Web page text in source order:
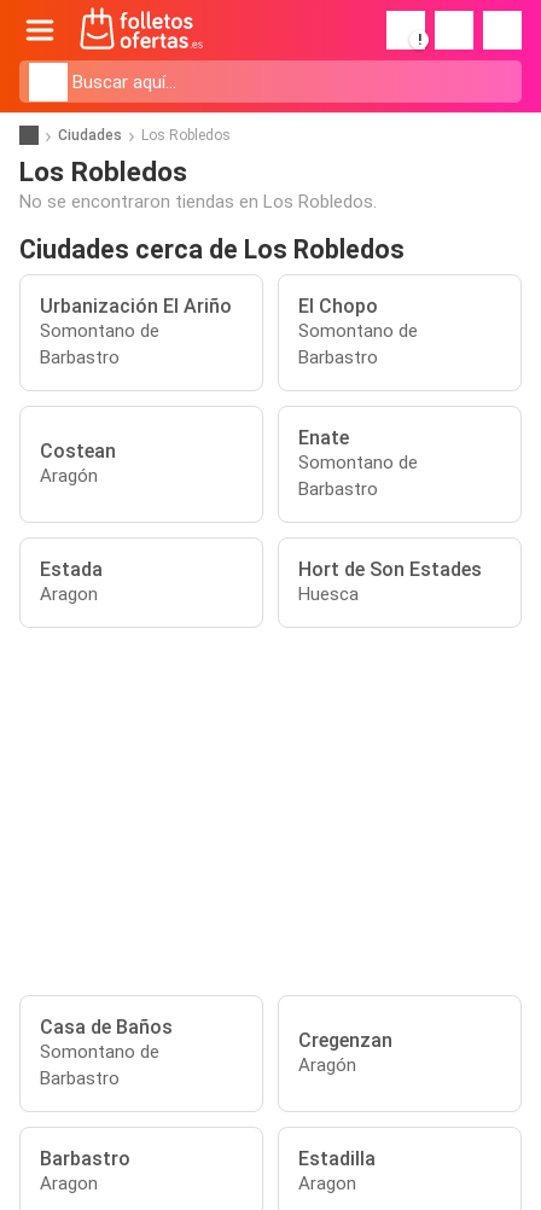
!
Ciudades Los Robledos
Los Robledos
No se encontraron tiendas en Los Robledos.
Ciudades cerca de Los Robledos
Urbanización El Ariño
Somontano de
Barbastro
El Chopo
Somontano de
Barbastro
Costean
Aragón
Enate
Somontano de
Barbastro
Estada
Aragon
Hort de Son Estades
Huesca
Casa de Baños
Somontano de
Barbastro
Cregenzan
Aragón
Barbastro
Aragon
Estadilla
Aragon